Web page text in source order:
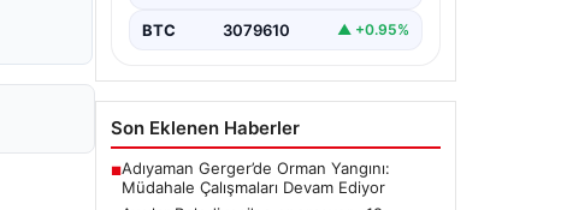
BTC 3079610 ▲ +0.95%
Son Eklenen Haberler
■Adıyaman Gerger’de Orman Yangını:
Müdahale Çalışmaları Devam Ediyor